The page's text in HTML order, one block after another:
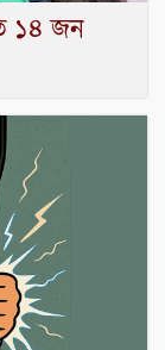
১৪ জন